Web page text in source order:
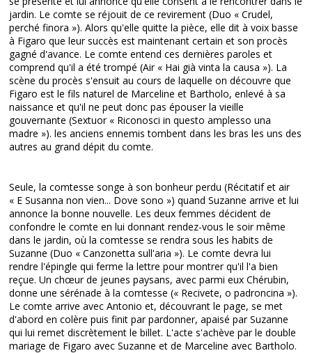
jardin. Le comte se réjouit de ce revirement (Duo « Crudel,
perché finora »). Alors qu'elle quitte la pièce, elle dit à voix basse
à Figaro que leur succès est maintenant certain et son procès
gagné d'avance. Le comte entend ces dernières paroles et
comprend qu'il a été trompé (Air « Hai già vinta la causa »). La
scène du procès s'ensuit au cours de laquelle on découvre que
Figaro est le fils naturel de Marceline et Bartholo, enlevé à sa
naissance et qu'il ne peut donc pas épouser la vieille
gouvernante (Sextuor « Riconosci in questo amplesso una
madre »). les anciens ennemis tombent dans les bras les uns des
autres au grand dépit du comte.
Seule, la comtesse songe à son bonheur perdu (Récitatif et air
« E Susanna non vien... Dove sono ») quand Suzanne arrive et lui
annonce la bonne nouvelle. Les deux femmes décident de
confondre le comte en lui donnant rendez-vous le soir même
dans le jardin, où la comtesse se rendra sous les habits de
Suzanne (Duo « Canzonetta sull'aria »). Le comte devra lui
rendre l'épingle qui ferme la lettre pour montrer qu'il l'a bien
reçue. Un chœur de jeunes paysans, avec parmi eux Chérubin,
donne une sérénade à la comtesse (« Recivete, o padroncina »).
Le comte arrive avec Antonio et, découvrant le page, se met
d'abord en colère puis finit par pardonner, apaisé par Suzanne
qui lui remet discrètement le billet. L'acte s'achève par le double
mariage de Figaro avec Suzanne et de Marceline avec Bartholo.